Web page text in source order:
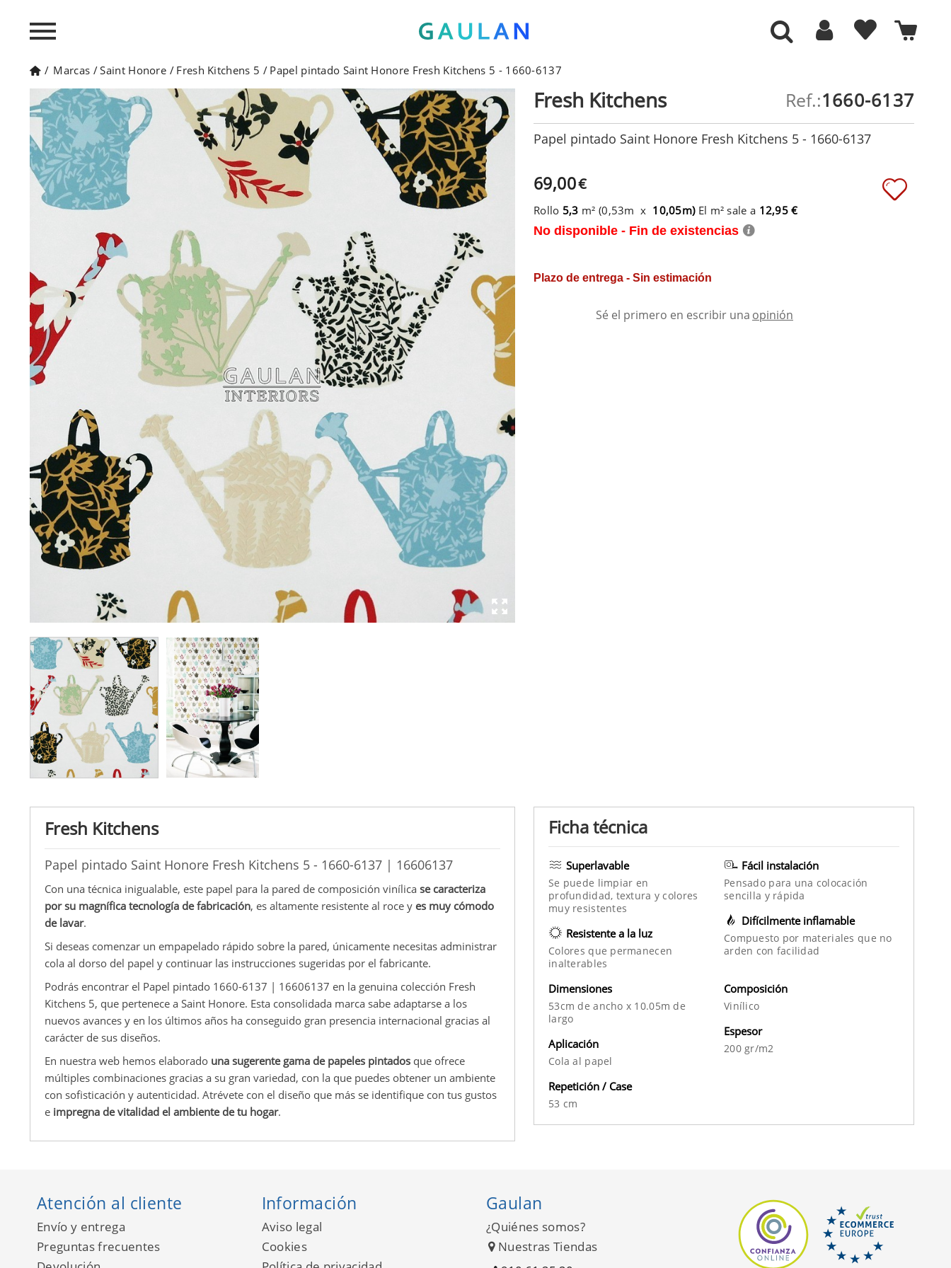
/ Marcas /Saint Honore / Fresh Kitchens 5 / Papel pintado Saint Honore Fresh Kitchens 5 - 1660-6137
Fresh Kitchens
Papel pintado Saint Honore Fresh Kitchens 5 - 1660-6137 | 16606137
Con una técnica inigualable, este papel para la pared de composición vinílica se caracteriza
por su magnífica tecnología de fabricación, es altamente resistente al roce y es muy cómodo
de lavar.
Si deseas comenzar un empapelado rápido sobre la pared, únicamente necesitas administrar
cola al dorso del papel y continuar las instrucciones sugeridas por el fabricante.
Podrás encontrar el Papel pintado 1660-6137 | 16606137 en la genuina colección Fresh
Kitchens 5, que pertenece a Saint Honore. Esta consolidada marca sabe adaptarse a los
nuevos avances y en los últimos años ha conseguido gran presencia internacional gracias al
carácter de sus diseños.
En nuestra web hemos elaborado una sugerente gama de papeles pintados que ofrece
múltiples combinaciones gracias a su gran variedad, con la que puedes obtener un ambiente
con sofisticación y autenticidad. Atrévete con el diseño que más se identifique con tus gustos
e impregna de vitalidad el ambiente de tu hogar.
Fresh Kitchens 1660-6137
Ref.:
Papel pintado Saint Honore Fresh Kitchens 5 - 1660-6137
69,00€
Rollo 5,3 m² (0,53m x 10,05m) El m² sale a 12,95 €
No disponible - Fin de existencias
Plazo de entrega - Sin estimación
Sé el primero en escribir una opinión
Ficha técnica
Superlavable
Se puede limpiar en
profundidad, textura y colores
muy resistentes
Resistente a la luz
Colores que permanecen
inalterables
Fácil instalación
Pensado para una colocación
sencilla y rápida
Difícilmente inflamable
Compuesto por materiales que no
arden con facilidad
Dimensiones
53cm de ancho x 10.05m de
largo
Aplicación
Cola al papel
Repetición / Case
53 cm
Composición
Vinílico
Espesor
200 gr/m2
Atención al cliente
Envío y entrega
Preguntas frecuentes
Información
Aviso legal
Cookies
Gaulan
¿Quiénes somos?
Nuestras Tiendas